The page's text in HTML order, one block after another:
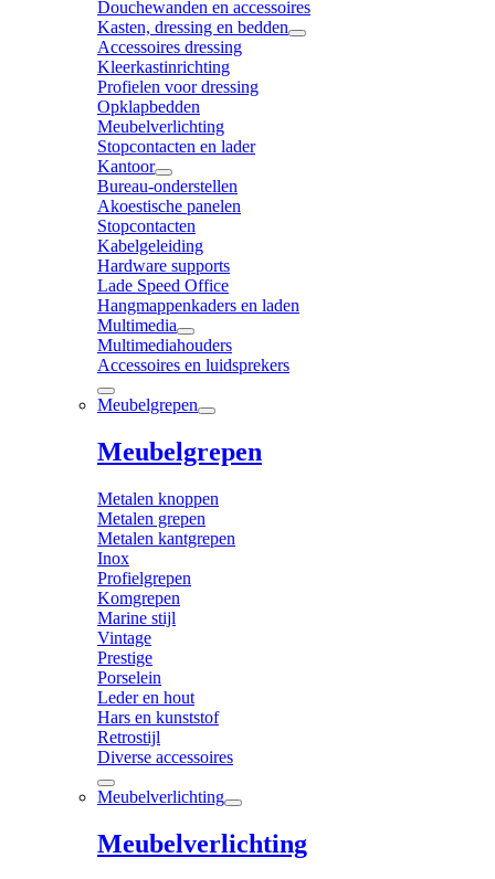
Douchewanden en accessoires
Kasten, dressing en bedden
Accessoires dressing
Kleerkastinrichting
Profielen voor dressing
Opklapbedden
Meubelverlichting
Stopcontacten en lader
Kantoor
Bureau-onderstellen
Akoestische panelen
Stopcontacten
Kabelgeleiding
Hardware supports
Lade Speed Office
Hangmappenkaders en laden
Multimedia
Multimediahouders
Accessoires en luidsprekers
Meubelgrepen
Meubelgrepen
Metalen knoppen
Metalen grepen
Metalen kantgrepen
Inox
Profielgrepen
Komgrepen
Marine stijl
Vintage
Prestige
Porselein
Leder en hout
Hars en kunststof
Retrostijl
Diverse accessoires
Meubelverlichting
Meubelverlichting